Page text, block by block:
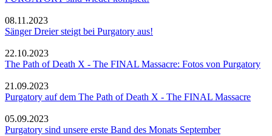
08.11.2023
Sänger Dreier steigt bei Purgatory aus!
22.10.2023
The Path of Death X - The FINAL Massacre: Fotos von Purgatory
21.09.2023
Purgatory auf dem The Path of Death X - The FINAL Massacre
05.09.2023
Purgatory sind unsere erste Band des Monats September